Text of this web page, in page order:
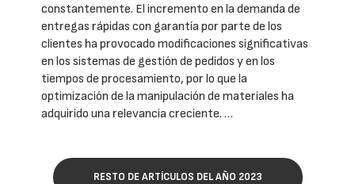
constantemente. El incremento en la demanda de
entregas rápidas con garantía por parte de los
clientes ha provocado modificaciones significativas
en los sistemas de gestión de pedidos y en los
tiempos de procesamiento, por lo que la
optimización de la manipulación de materiales ha
adquirido una relevancia creciente. …
RESTO DE ARTÍCULOS DEL AÑO 2023